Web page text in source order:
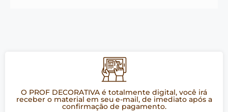
O PROF DECORATIVA é totalmente digital, você irá
receber o material em seu e-mail, de imediato após a
confirmação de pagamento.